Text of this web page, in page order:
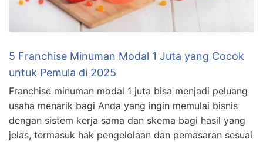
5 Franchise Minuman Modal 1 Juta yang Cocok
untuk Pemula di 2025
Franchise minuman modal 1 juta bisa menjadi peluang
usaha menarik bagi Anda yang ingin memulai bisnis
dengan sistem kerja sama dan skema bagi hasil yang
jelas, termasuk hak pengelolaan dan pemasaran sesuai